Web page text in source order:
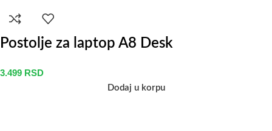
Postolje za laptop A8 Desk
3.499 RSD
Dodaj u korpu